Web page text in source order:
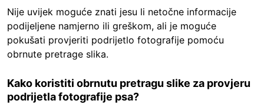
Nije uvijek moguće znati jesu li netočne informacije
podijeljene namjerno ili greškom, ali je moguće
pokušati provjeriti podrijetlo fotografije pomoću
obrnute pretrage slika.
Kako koristiti obrnutu pretragu slike za provjeru
podrijetla fotografije psa?